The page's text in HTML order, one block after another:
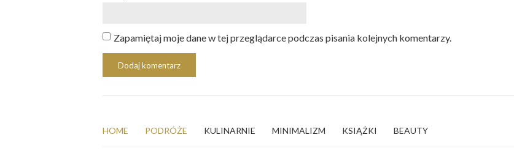
Zapamiętaj moje dane w tej przeglądarce podczas pisania kolejnych komentarzy.
HOME PODRÓŻE KULINARNIE MINIMALIZM KSIĄŻKI BEAUTY